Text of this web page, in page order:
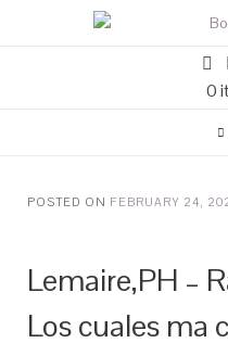
0
POSTED ON FEBRUARY 24,
Lemaire,PH –
Los cuales ma